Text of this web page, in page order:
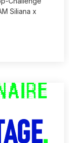
Siliana x